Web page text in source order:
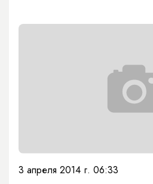
3 апреля 2014 г. 06:33